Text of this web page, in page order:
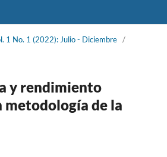
1 No. 1 (2022): Julio - Diciembre /
y rendimiento
metodología de la